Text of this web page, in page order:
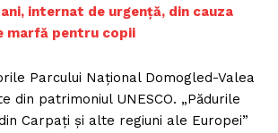
internat de urgenţă, din cauza
marfă pentru copii
Parcului Național Domogled-Valea
din patrimoniul UNESCO. „Pădurile
Carpați și alte regiuni ale Europei”